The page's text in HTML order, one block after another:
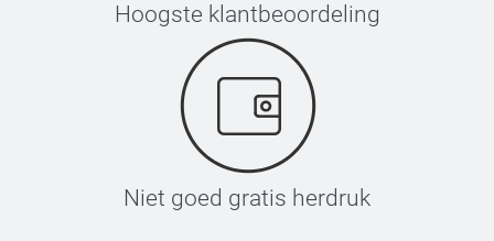
Hoogste klantbeoordeling
Niet goed gratis herdruk